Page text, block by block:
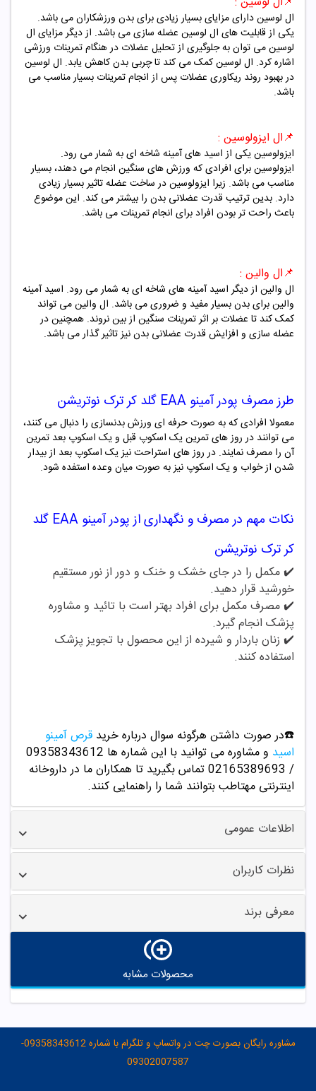
ال لوسین دارای مزایای بسیار زیادی برای بدن ورزشکاران می باشد.
یکی از قابلیت های ال لوسین عضله سازی می باشد. از دیگر مزایای ال
لوسین می توان به جلوگیری از تحلیل عضلات در هنگام تمرینات ورزشی
اشاره کرد. ال لوسین کمک می کند تا چربی بدن کاهش یابد. ال لوسین
در بهبود روند ریکاوری عضلات پس از انجام تمرینات بسیار مناسب می
باشد.
📌ال ایزولوسین :
ایزولوسین یکی از اسید های آمینه شاخه ای به شمار می رود.
ایزولوسین برای افرادی که ورزش های سنگین انجام می دهند، بسیار
مناسب می باشد. زیرا ایزولوسین در ساخت عضله تاثیر بسیار زیادی
دارد. بدین ترتیب قدرت عضلانی بدن را بیشتر می کند. این موضوع
باعث راحت تر بودن افراد برای انجام تمرینات می باشد.
📌ال والین :
ال والین از دیگر اسید آمینه های شاخه ای به شمار می رود. اسید آمینه
والین برای بدن بسیار مفید و ضروری می باشد. ال والین می تواند
کمک کند تا عضلات بر اثر تمرینات سنگین از بین نروند. همچنین در
عضله سازی و افزایش قدرت عضلانی بدن نیز تاثیر گذار می باشد.
طرز مصرف پودرآمینو EAA گلد کر ترک نوتریشن
معمولا افرادی که به صورت حرفه ای ورزش بدنسازی را دنبال می کنند،
می توانند در روز های تمرین یک اسکوپ قبل و یک اسکوپ بعد تمرین
آن را مصرف نمایند. در روز های استراحت نیز یک اسکوپ بعد از بیدار
شدن از خواب و یک اسکوپ نیز به صورت میان وعده استفده شود.
نکات مهم در مصرف و نگهداری ازپودر
آمینو EAA گلد
کر ترک نوتریشن
✔️ مکمل را در جای خشک و خنک و دور از نور مستقیم
خورشید قرار دهید.
✔️مصرف مکمل برای افراد بهتر است با تائید و مشاوره
پزشک انجام گیرد.
✔️ زنان باردار و شیرده از این محصول با تجویز پزشک
استفاده کنند.
☎️در صورت داشتن هرگونه سوال درباره خرید قرص آمینو
اسید
و مشاوره می توانید با این شماره ها 09358343612
/ 02165389693
تماس بگیرید تا همکاران ما در داروخانه
اینترنتی مهتاطب بتوانند شما را راهنمایی کنند.
اطلاعات عمومی
نظرات کاربران
معرفی برند
محصولات مشابه
مشاوره رایگان بصورت چت در واتساپ و تلگرام با شماره 09358343612-
09302007587